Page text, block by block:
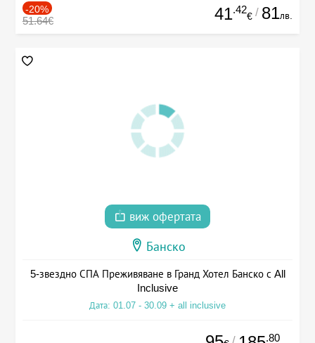
-20%
51.64€ 41.42
€ / 81лв.
виж офертата
Банско
5-звездно СПА Преживяване в Гранд Хотел Банско с All
Inclusive
Дата: 01.07 - 30.09 + all inclusive
.80